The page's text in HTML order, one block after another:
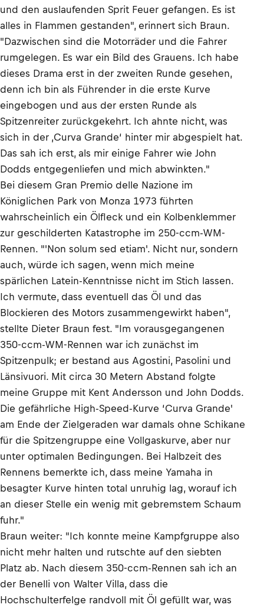
und den auslaufenden Sprit Feuer gefangen. Es ist
alles in Flammen gestanden", erinnert sich Braun.
"Dazwischen sind die Motorräder und die Fahrer
rumgelegen. Es war ein Bild des Grauens. Ich habe
dieses Drama erst in der zweiten Runde gesehen,
denn ich bin als Führender in die erste Kurve
eingebogen und aus der ersten Runde als
Spitzenreiter zurückgekehrt. Ich ahnte nicht, was
sich in der ‚Curva Grande‘ hinter mir abgespielt hat.
Das sah ich erst, als mir einige Fahrer wie John
Dodds entgegenliefen und mich abwinkten."
Bei diesem Gran Premio delle Nazione im
Königlichen Park von Monza 1973 führten
wahrscheinlich ein Ölfleck und ein Kolbenklemmer
zur geschilderten Katastrophe im 250-ccm-WM-
Rennen. "'Non solum sed etiam'. Nicht nur, sondern
auch, würde ich sagen, wenn mich meine
spärlichen Latein-Kenntnisse nicht im Stich lassen.
Ich vermute, dass eventuell das Öl und das
Blockieren des Motors zusammengewirkt haben",
stellte Dieter Braun fest. "Im vorausgegangenen
350-ccm-WM-Rennen war ich zunächst im
Spitzenpulk; er bestand aus Agostini, Pasolini und
Länsivuori. Mit circa 30 Metern Abstand folgte
meine Gruppe mit Kent Andersson und John Dodds.
Die gefährliche High-Speed-Kurve ‘Curva Grande'
am Ende der Zielgeraden war damals ohne Schikane
für die Spitzengruppe eine Vollgaskurve, aber nur
unter optimalen Bedingungen. Bei Halbzeit des
Rennens bemerkte ich, dass meine Yamaha in
besagter Kurve hinten total unruhig lag, worauf ich
an dieser Stelle ein wenig mit gebremstem Schaum
fuhr."
Braun weiter: "Ich konnte meine Kampfgruppe also
nicht mehr halten und rutschte auf den siebten
Platz ab. Nach diesem 350-ccm-Rennen sah ich an
der Benelli von Walter Villa, dass die
Hochschulterfelge randvoll mit Öl gefüllt war, was